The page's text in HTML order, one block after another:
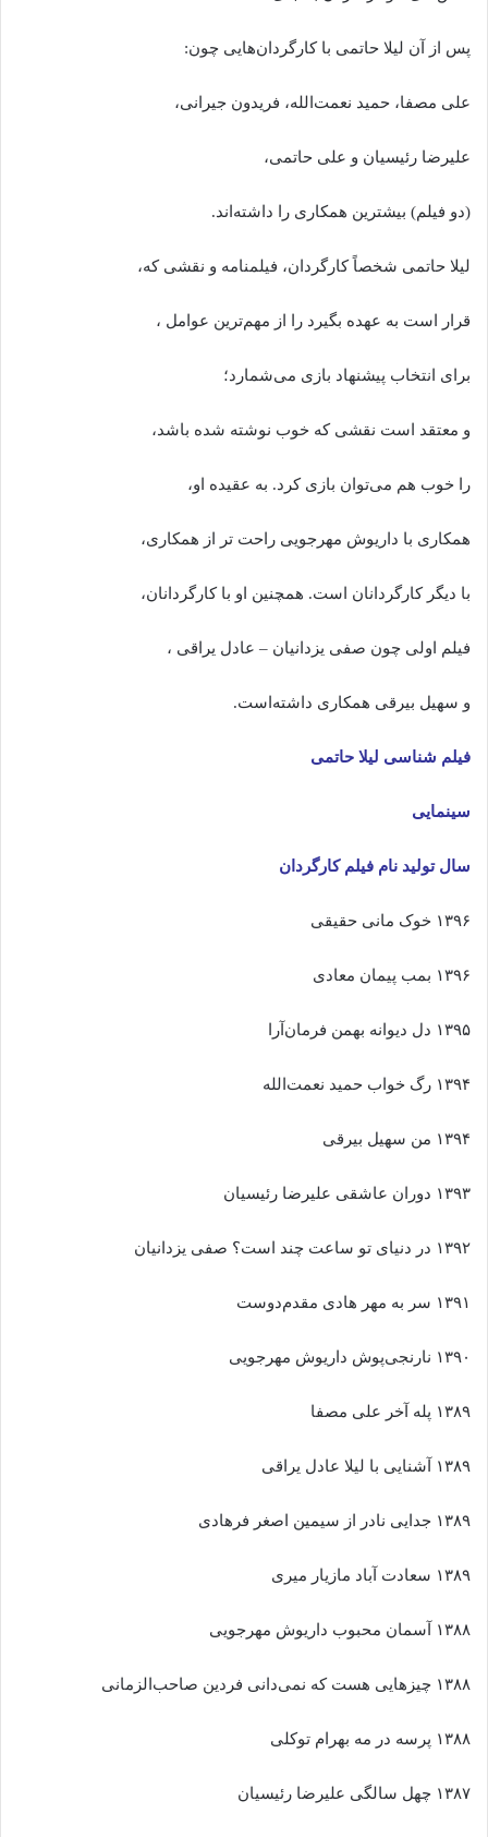
پس از آن لیلا حاتمی با کارگردان‌هایی چون:
علی مصفا، حمید نعمت‌الله، فریدون جیرانی،
علیرضا رئیسیان و علی حاتمی،
(دو فیلم) بیشترین همکاری را داشته‌اند.
لیلا حاتمی شخصاً کارگردان، فیلمنامه و نقشی که،
قرار است به عهده بگیرد را از مهم‌ترین عوامل ،
برای انتخاب پیشنهاد بازی می‌شمارد؛
و معتقد است نقشی که خوب نوشته شده باشد،
را خوب هم می‌توان بازی کرد. به عقیده او،
همکاری با داریوش مهرجویی راحت تر از همکاری،
با دیگر کارگردانان است. همچنین او با کارگردانان،
فیلم اولی چون صفی یزدانیان – عادل یراقی ،
و سهیل بیرقی همکاری داشته‌است.
فیلم شناسی لیلا حاتمی
سینمایی
سال تولید نام فیلم کارگردان
۱۳۹۶ خوک مانی حقیقی
۱۳۹۶ بمب پیمان معادی
۱۳۹۵ دل دیوانه بهمن فرمان‌آرا
۱۳۹۴ رگ خواب حمید نعمت‌الله
۱۳۹۴ من سهیل بیرقی
۱۳۹۳ دوران عاشقی علیرضا رئیسیان
۱۳۹۲ در دنیای تو ساعت چند است؟ صفی یزدانیان
۱۳۹۱ سر به مهر هادی مقدم‌دوست
۱۳۹۰ نارنجی‌پوش داریوش مهرجویی
۱۳۸۹ پله آخر علی مصفا
۱۳۸۹ آشنایی با لیلا عادل یراقی
۱۳۸۹ جدایی نادر از سیمین اصغر فرهادی
۱۳۸۹ سعادت آباد مازیار میری
۱۳۸۸ آسمان محبوب داریوش مهرجویی
۱۳۸۸ چیزهایی هست که نمی‌دانی فردین صاحب‌الزمانی
۱۳۸۸ پرسه در مه بهرام توکلی
۱۳۸۷ چهل سالگی علیرضا رئیسیان